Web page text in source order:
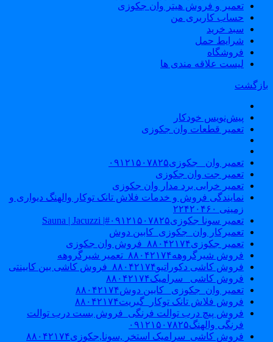
تعمیر و فروش هیتر وان جکوزی
حساب کاربری من
سبد خرید
شرایط حمل
فروشگاه
لیست علاقه مندی ها
پیش‌نویس خودکار
تعمیر قطعات وان جکوزی
تعمیر وان _جکوزی۰۹۱۲۱۵۰۷۸۲۵
تعمیر جت وان جکوزی
تعمیر خرابی برد مدار وان جکوزی
نمایندگی فروش و خدمات فلاش تانک توکار والهنگ دیواری و
زمینی ۲۲۴۲۰۴۶۰
تعمیر سونا جکوزی۰۹۱۲۱۵۰۷۸۲۵#| Sauna | Jacuzzi
تعمیرکار وان_جکوزی_کابین دوش
تعمیر جکوزی۸۸۰۴۲۱۷۴_فروش وان جکوزی
فروش شیرگروهه۸۸۰۴۲۱۷۴_تعمیر شیرگروهه
فروش کاشی دکوراتیو۸۸۰۴۲۱۷۴_فروش کاشی بین کابینتی
فروش کاشی _سرامیک۸۸۰۴۲۱۷۴
تعمیر وان_جکوزی_ کابین دوش۸۸۰۴۲۱۷۴
فروش فلاش تانک توکار_گبریت۸۸۰۴۲۱۷۴
فروش پیچ درب توالت فرنگی_فروش بست درب توالت
فرنگی والهنگ۰۹۱۲۱۵۰۷۸۲۵
فروش کاشی_سرامیک استخر ,سونا,جکوزی۸۸۰۴۲۱۷۴